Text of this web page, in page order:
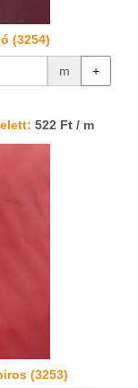
(3254)
m +
522 Ft / m
(3253)